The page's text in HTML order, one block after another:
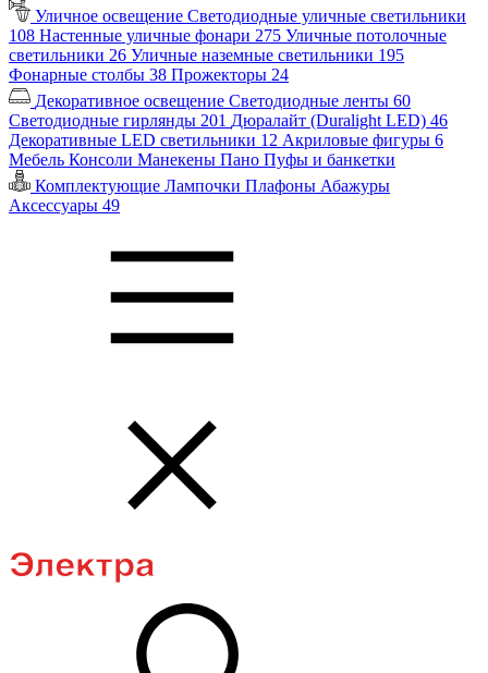
Уличное освещение Светодиодные уличные светильники
108 Настенные уличные фонари 275 Уличные потолочные
светильники 26 Уличные наземные светильники 195
Фонарные столбы 38 Прожекторы 24
Декоративное освещение Светодиодные ленты 60
Светодиодные гирлянды 201 Дюралайт (Duralight LED) 46
Декоративные LED светильники 12 Акриловые фигуры 6
Мебель Консоли Манекены Пано Пуфы и банкетки
Комплектующие Лампочки Плафоны Абажуры
Аксессуары 49